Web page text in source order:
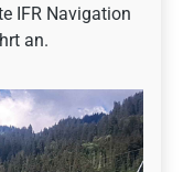
IFR Navigation
an.